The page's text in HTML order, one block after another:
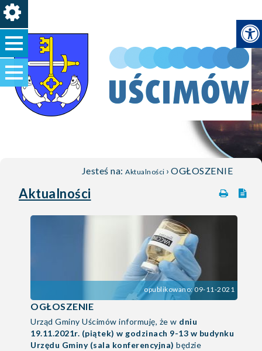
Jesteś na: Aktualności › OGŁOSZENIE
Aktualności
opublikowano: 09-11-2021
OGŁOSZENIE
Urząd Gminy Uścimów informuję, że w dniu
19.11.2021r. (piątek) w godzinach 9-13 w budynku
Urzędu Gminy (sala konferencyjna) będzie